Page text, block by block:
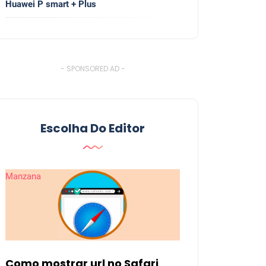
Huawei P smart + Plus
- SPONSORED AD -
Escolha Do Editor
Manzana